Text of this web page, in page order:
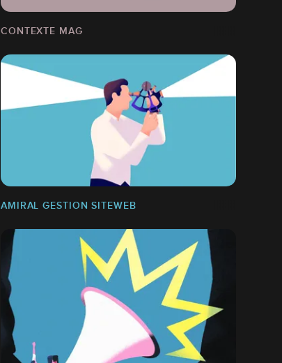
CONTEXTE MAG
AMIRAL GESTION SITEWEB